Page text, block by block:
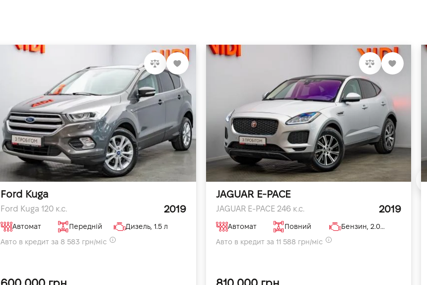
Ford Kuga
Ford Kuga 120 к.с. 2019
Автомат Передній
Дизель, 1.5 л
Авто в кредит за 8 583 грн/міс
JAGUAR E-PACE
JAGUAR E-PACE 246 к.с. 2019
Автомат Повний
Бензин, 2.0 л
Авто в кредит за 11 588 грн/міс